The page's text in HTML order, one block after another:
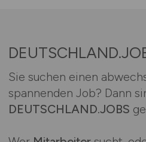
Sie suchen einen
spannenden Job? Dann
DEUTSCHLAND.JOBS